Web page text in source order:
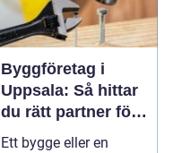
Byggföretag i
Uppsala: Så hittar
du rätt partner för
ditt projekt
Ett bygge eller en